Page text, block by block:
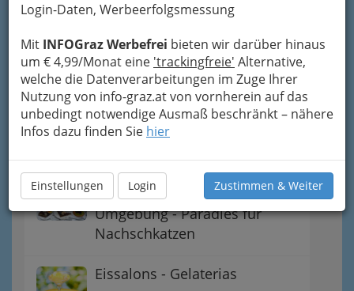
Login-Daten, Werbeerfolgsmessung
Mit INFOGraz Werbefrei bieten wir darüber hinaus
um € 4,99/Monat eine 'trackingfreie' Alternative,
welche die Datenverarbeitungen im Zuge Ihrer
Nutzung von info-graz.at von vornherein auf das
unbedingt notwendige Ausmaß beschränkt – nähere
Infos dazu finden Sie hier
Einstellungen Login Zustimmen & Weiter
Cafes Graz oder Cafés Graz
und Umgebung
Abendcafés - Abendcafes
Café Konditoreien in Graz und
Umgebung - Paradies für
Nachschkatzen
Eissalons - Gelaterias